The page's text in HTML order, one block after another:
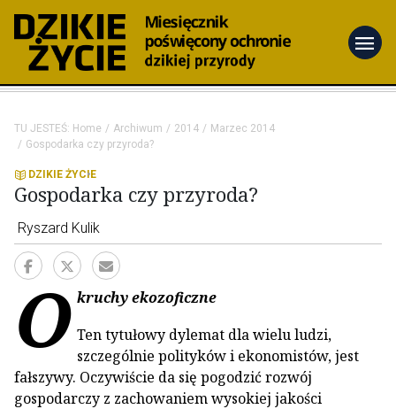
menu
TU JESTEŚ: Home Archiwum 2014
Marzec 2014
Gospodarka czy przyroda?
DZIKIE ŻYCIE
Gospodarka czy przyroda?
Ryszard Kulik
O kruchy ekozoficzne
Ten tytułowy dylemat dla wielu ludzi,
szczególnie polityków i ekonomistów, jest
fałszywy. Oczywiście da się pogodzić rozwój
gospodarczy z zachowaniem wysokiej jakości